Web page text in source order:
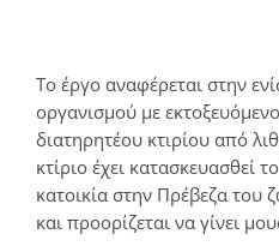
Το έργο αναφέρεται στην
οργανισμού με
διατηρητέου κτιρίου από
κτίριο έχει κατασκευασθεί
κατοικία στην Πρέβεζα
και προορίζεται να γίνει